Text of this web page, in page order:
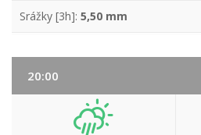
Srážky [3h]: 5,50 mm
20:00